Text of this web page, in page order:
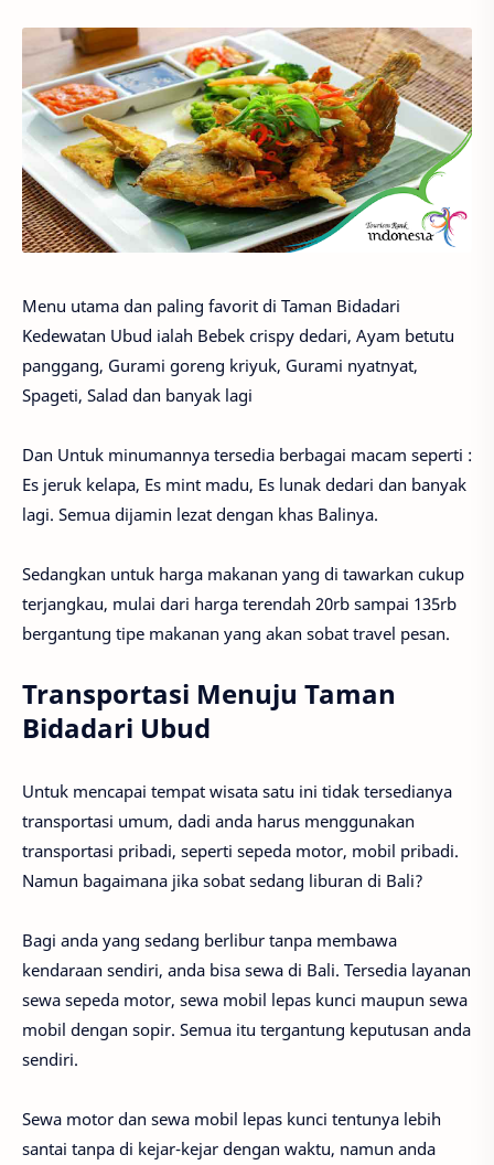
Menu utama dan paling favorit di Taman Bidadari
Kedewatan Ubud ialah Bebek crispy dedari, Ayam betutu
panggang, Gurami goreng kriyuk, Gurami nyatnyat,
Spageti, Salad dan banyak lagi
Dan Untuk minumannya tersedia berbagai macam seperti :
Es jeruk kelapa, Es mint madu, Es lunak dedari dan banyak
lagi. Semua dijamin lezat dengan khas Balinya.
Sedangkan untuk harga makanan yang di tawarkan cukup
terjangkau, mulai dari harga terendah 20rb sampai 135rb
bergantung tipe makanan yang akan sobat travel pesan.
Transportasi Menuju Taman
Bidadari Ubud
Untuk mencapai tempat wisata satu ini tidak tersedianya
transportasi umum, dadi anda harus menggunakan
transportasi pribadi, seperti sepeda motor, mobil pribadi.
Namun bagaimana jika sobat sedang liburan di Bali?
Bagi anda yang sedang berlibur tanpa membawa
kendaraan sendiri, anda bisa sewa di Bali. Tersedia layanan
sewa sepeda motor, sewa mobil lepas kunci maupun sewa
mobil dengan sopir. Semua itu tergantung keputusan anda
sendiri.
Sewa motor dan sewa mobil lepas kunci tentunya lebih
santai tanpa di kejar-kejar dengan waktu, namun anda